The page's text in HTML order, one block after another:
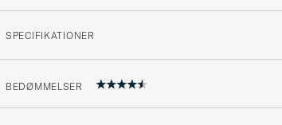
SPECIFIKATIONER
BEDØMMELSER